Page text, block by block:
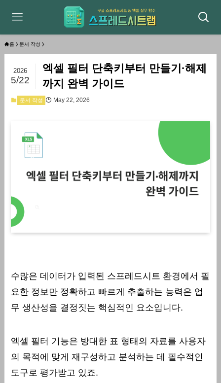
홈 문서 작성
엑셀 필터 단축키부터 만들기·해제
까지 완벽 가이드
2026
5/22
문서 작성 May 22, 2026
수많은 데이터가 입력된 스프레드시트 환경에서 필
요한 정보만 정확하고 빠르게 추출하는 능력은 업
무 생산성을 결정짓는 핵심적인 요소입니다.
엑셀 필터 기능은 방대한 표 형태의 자료를 사용자
의 목적에 맞게 재구성하고 분석하는 데 필수적인
도구로 평가받고 있죠.